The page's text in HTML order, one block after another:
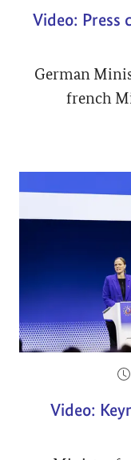
Video: Press
German
french
Video: